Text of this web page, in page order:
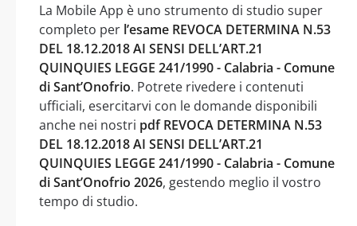
La Mobile App è uno strumento di studio super
completo per l’esame REVOCA DETERMINA N.53
DEL 18.12.2018 AI SENSI DELL’ART.21
QUINQUIES LEGGE 241/1990 - Calabria - Comune
di Sant’Onofrio. Potrete rivedere i contenuti
ufficiali, esercitarvi con le domande disponibili
anche nei nostri pdf REVOCA DETERMINA N.53
DEL 18.12.2018 AI SENSI DELL’ART.21
QUINQUIES LEGGE 241/1990 - Calabria - Comune
di Sant’Onofrio 2026, gestendo meglio il vostro
tempo di studio.